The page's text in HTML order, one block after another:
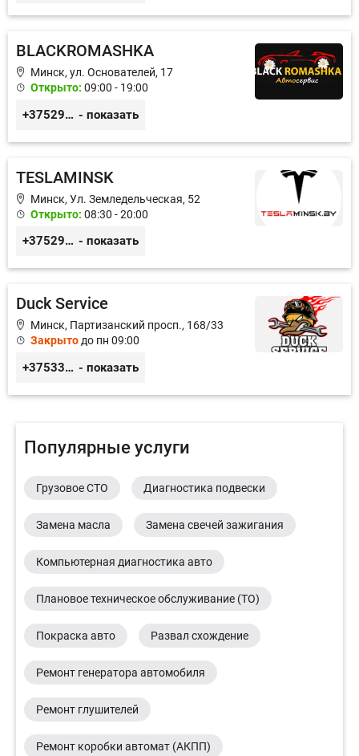
BLACKROMASHKA
Минск, ул. Основателей, 17
Открыто: 09:00 - 19:00
+375296651188 - показать
TESLAMINSK
Минск, Ул. Земледельческая, 52
Открыто: 08:30 - 20:00
+375291335101 - показать
Duck Service
Минск, Партизанский просп., 168/33
Закрытодо пн 09:00
+375333416710 - показать
Популярные услуги
Грузовое СТО Диагностика подвески
Замена масла Замена свечей зажигания
Компьютерная диагностика авто
Плановое техническое обслуживание (ТО)
Покраска авто Развал схождение
Ремонт генератора автомобиля
Ремонт глушителей
Ремонт коробки автомат (АКПП)